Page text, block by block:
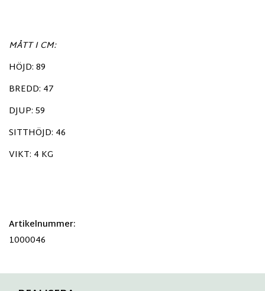
MÅTT I CM:
HÖJD: 89
BREDD: 47
DJUP: 59
SITTHÖJD: 46
VIKT: 4 KG
Artikelnummer:
1000046